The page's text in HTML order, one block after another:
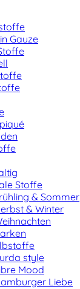
Gauze
Stoffe
& Sommer
& Winter
style
Mood
Liebe